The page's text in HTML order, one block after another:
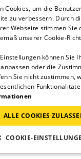
downloaden
alle
Cookies, um die
zu verbessern. Durch
Webseite stimmen Sie
unserer Cookie-
können Sie
oder die
Sie nicht zustimmen,
ALLE COOKIES
COOKIE-